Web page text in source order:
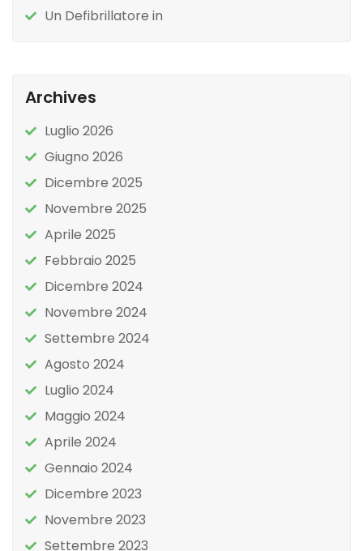
Un Defibrillatore in
Archives
Luglio 2026
Giugno 2026
Dicembre 2025
Novembre 2025
Aprile 2025
Febbraio 2025
Dicembre 2024
Novembre 2024
Settembre 2024
Agosto 2024
Luglio 2024
Maggio 2024
Aprile 2024
Gennaio 2024
Dicembre 2023
Novembre 2023
Settembre 2023